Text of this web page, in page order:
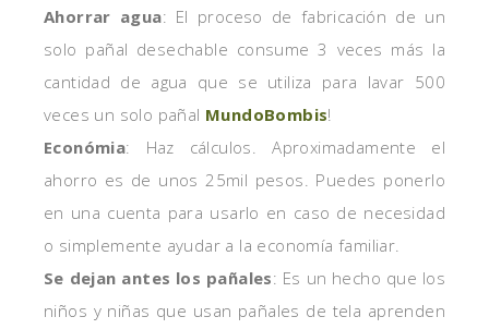
Ahorrar agua: El proceso de fabricación de un
solo pañal desechable consume 3 veces más la
cantidad de agua que se utiliza para lavar 500
veces un solo pañal MundoBombis!
Económia: Haz cálculos. Aproximadamente el
ahorro es de unos 25mil pesos. Puedes ponerlo
en una cuenta para usarlo en caso de necesidad
o simplemente ayudar a la economía familiar.
Se dejan antes los pañales: Es un hecho que los
niños y niñas que usan pañales de tela aprenden